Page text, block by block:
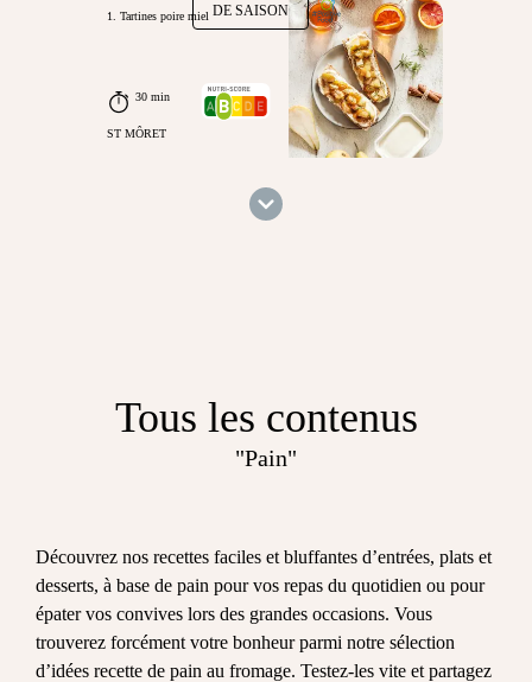
DE SAISON
1. Tartines poire miel
30 min
ST MÔRET
Tous les contenus
"Pain"
Découvrez nos recettes faciles et bluffantes d’entrées, plats et
desserts, à base de pain pour vos repas du quotidien ou pour
épater vos convives lors des grandes occasions. Vous
trouverez forcément votre bonheur parmi notre sélection
d’idées recette de pain au fromage. Testez-les vite et partagez